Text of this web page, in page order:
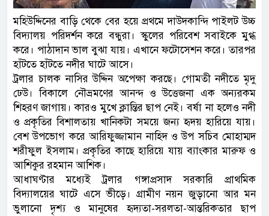
মহিউদ্দিনের বাড়ি থেকে বের হয়ে প্রথমে দাউদকান্দি পাইলট উচ্চ
বিদ্যালয় পরিদর্শন করে বন্ধুরা। স্কুলের পরিবেশ সবাইকে মুগ্ধ
করে। পাঠাদান ভাল বুঝা যায়। এখানে ফটোসেশন করে। তারপর
হাঁটতে হাঁটতে নদীর ঘাটে আসে।
ট্রলার চালক নাসির উদ্দিন অপেক্ষা করছে। গোমতী নদীতে মৃদু
ঢেউ। বিকালে নৌভ্রমণের আনন্দ ও উত্তেজনা এক অন্যরকম
শিহরণ জাগায়। কারও মুখে ক্লান্তির ছাপ নেই। বর্ষা না হলেও নদী
ও প্রকৃতির বিশালতায় খানিকটা সময়ে জন্য হৃদয় হারিয়ে যায়।
বেশ উপভোগ করে আরিফুজ্জামান নাহিদ ও উপ সচিব মোহাম্মদ
শরীফুল ইসলাম। প্রকৃতির কাছে হারিয়ে যায় ব্যাংকার মারুফ ও
আশিকুর রহমান আশিক।
আধাঘণ্টার মধ্যেই ট্রলার গঙ্গাপ্রসাদ সরকারি প্রাথমিক
বিদ্যালয়ের ঘাটে এসে ভীড়ে। গ্রামীণ নয়ন জুড়ানো আর মন
ভুলানো দৃশ্য ও মানুষের হৃদ্যতা-সরলতা-আন্তরিকতার ছাপ